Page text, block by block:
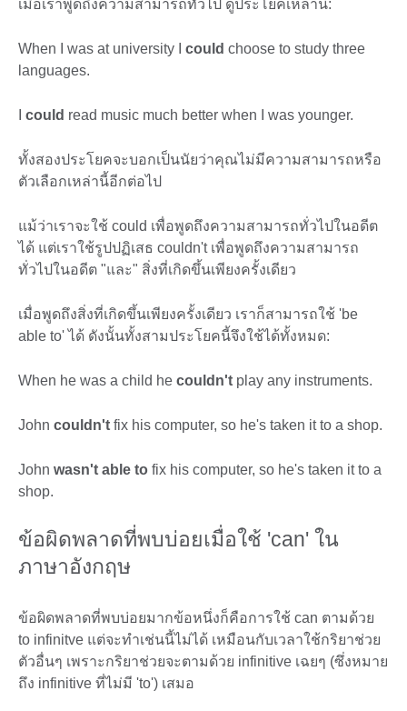
เมื่อเราพูดถึงความสามารถทั่วไป ดูประโยคเหล่านี้:
When I was at university I could choose to study three
languages.
could read music much better when I was younger.
ทั้งสองประโยคจะบอกเป็นนัยว่าคุณไม่มีความสามารถหรือ
ตัวเลือกเหล่านี้อีกต่อไป
แม้ว่าเราจะใช้ could เพื่อพูดถึงความสามารถทั่วไปในอดีต
ได้ แต่เราใช้รูปปฏิเสธ couldn't เพื่อพูดถึงความสามารถ
ทั่วไปในอดีต "และ" สิ่งที่เกิดขึ้นเพียงครั้งเดียว
เมื่อพูดถึงสิ่งที่เกิดขึ้นเพียงครั้งเดียว เราก็สามารถใช้ 'be
able to' ได้ ดังนั้นทั้งสามประโยคนี้จึงใช้ได้ทั้งหมด:
When he was a child he couldn't play any instruments.
John couldn't fix his computer, so he's taken it to a shop.
John wasn't able to fix his computer, so he's taken it to a
shop.
ข้อผิดพลาดที่พบบ่อยเมื่อใช้ 'can' ใน
ภาษาอังกฤษ
ข้อผิดพลาดที่พบบ่อยมากข้อหนึ่งก็คือการใช้ can ตามด้วย
to infinitve แต่จะทำเช่นนี้ไม่ได้ เหมือนกับเวลาใช้กริยาช่วย
ตัวอื่นๆ เพราะกริยาช่วยจะตามด้วย infinitive เฉยๆ (ซึ่งหมาย
ถึง infinitive ที่ไม่มี 'to') เสมอ